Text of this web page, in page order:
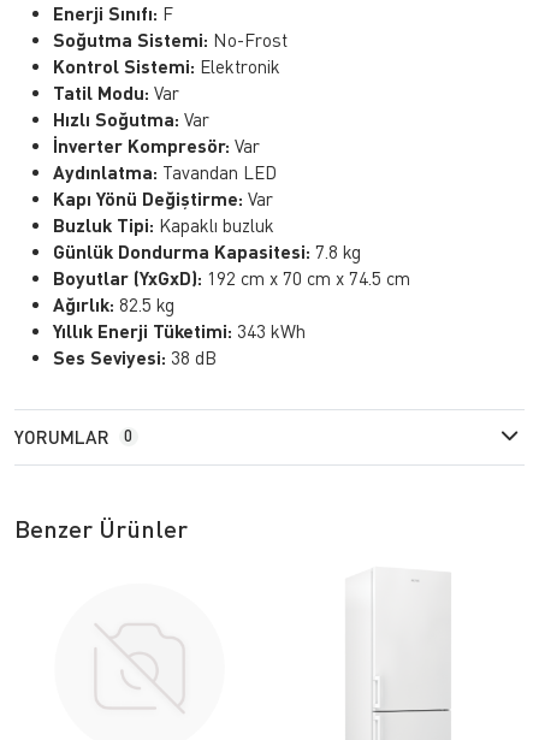
Enerji Sınıfı: F
Soğutma Sistemi: No-Frost
Kontrol Sistemi: Elektronik
Tatil Modu: Var
Hızlı Soğutma: Var
İnverter Kompresör: Var
Aydınlatma: Tavandan LED
Kapı Yönü Değiştirme: Var
Buzluk Tipi: Kapaklı buzluk
Günlük Dondurma Kapasitesi: 7.8 kg
Boyutlar (YxGxD): 192 cm x 70 cm x 74.5 cm
Ağırlık: 82.5 kg
Yıllık Enerji Tüketimi: 343 kWh
Ses Seviyesi: 38 dB
YORUMLAR 0
Benzer Ürünler